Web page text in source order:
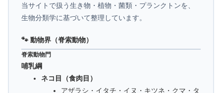
当サイトで扱う生き物・植物・菌類・プランクトンを、
生物分類学に基づいて整理しています。
🐾 動物界（脊索動物）
脊索動物門
哺乳綱
ネコ目（食肉目）
アザラシ・イタチ・イヌ・キツネ・クマ・タ